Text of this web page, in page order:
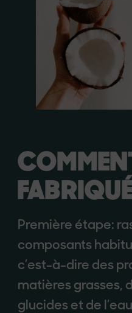
Première étape:
composants
c’est-à-dire des
matières grasses,
glucides et de